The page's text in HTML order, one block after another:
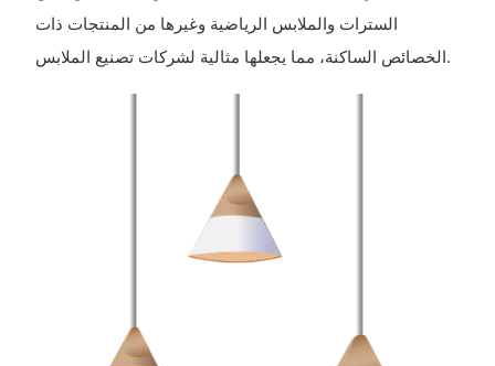
السترات والملابس الرياضية وغيرها من المنتجات ذات
الخصائص الساكنة، مما يجعلها مثالية لشركات تصنيع الملابس.